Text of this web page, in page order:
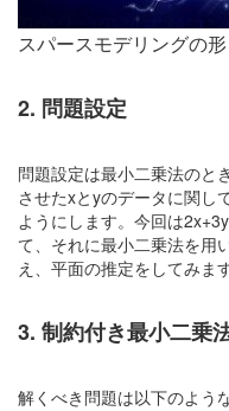
スパースモデリングの形
2. 問題設定
問題設定は最小二乗法のと
させたxとyのデータに関し
ようにします。今回は
て、それに最小二乗法を用
え、平面の推定をしてみます
3. 制約付き最小二乗
解くべき問題は以下のよう